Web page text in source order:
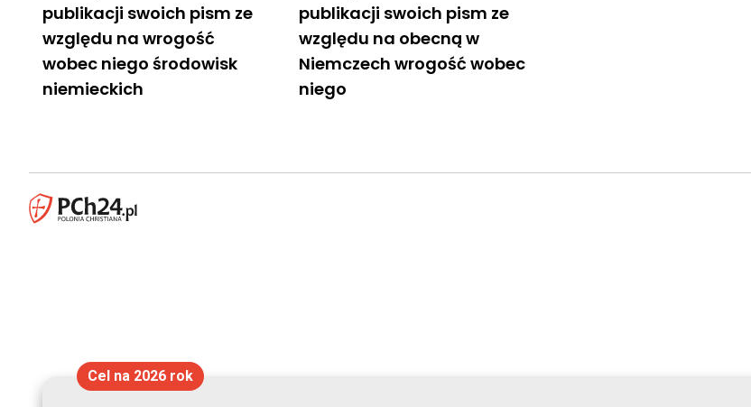
publikacji swoich pism ze
względu na wrogość
wobec niego środowisk
niemieckich
publikacji swoich pism ze
względu na obecną w
Niemczech wrogość wobec
niego
Cel na 2026 rok